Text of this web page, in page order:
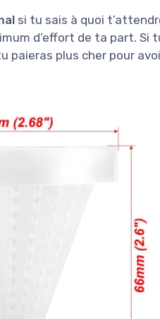
si tu sais à quoi
d’effort de ta part. Si
paieras plus cher pour